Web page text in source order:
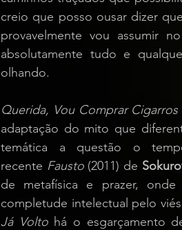
creio que posso ousar dizer
provavelmente vou assumir
absolutamente tudo e
olhando.
Querida, Vou Comprar
adaptação do mito que
temática a questão o
recente Fausto (2011) de
de metafísica e prazer,
completude intelectual pelo
Já Volto há o esgarçamento